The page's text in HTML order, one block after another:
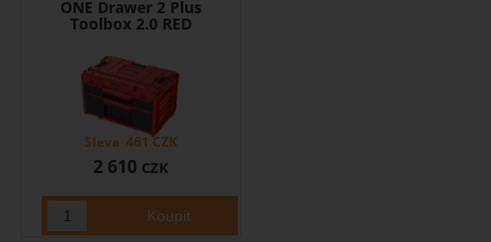
ONE Drawer 2 Plus
Toolbox 2.0 RED
2 610 CZK
Sleva 461CZK